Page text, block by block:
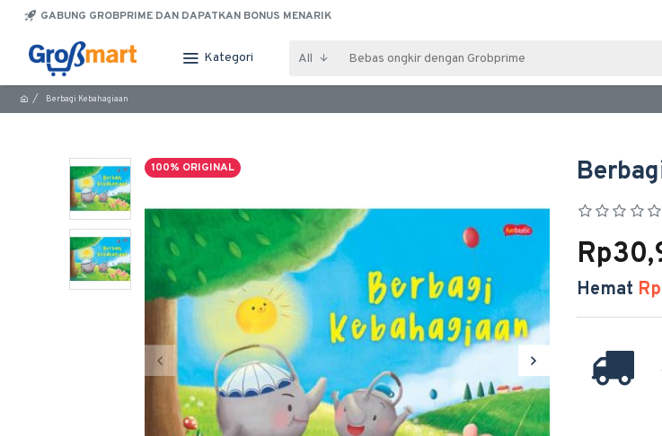
GABUNG GROBPRIME DAN DAPATKAN BONUS MENARIK
Kategori All
Berbagi Kebahagiaan
100% ORIGINAL
Hemat